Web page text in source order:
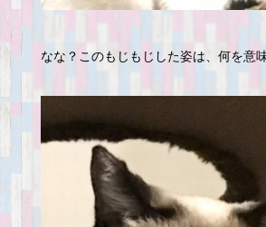
なな？このもじもじした姿は、何を意